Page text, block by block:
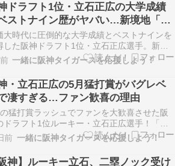
ドラフト1位・立石正広の大学成績
ストナイン歴がヤバい…新境地「一
戦」で明かされた驚きの本音とは？
大時代に圧倒的な大学成績とベストナインを
した阪神ドラフト1位・立石正広選手。新境
なる「一塁挑戦」の裏に隠された、本人の驚
本音と凄まじい打撃の軌跡を徹底解説しま
立石正広 立石 正広（たていし まさひろ、
年11月1日 - ）は、山口県防府市出身のプロ
…
一緒に阪神タイガースを応援しよう！
・立石正広の5月猛打賞がバグレベ
凄すぎる…ファン歓喜の理由
猛打賞ラッシュでファンを大歓喜させた阪
ドラフト1位ルーキー・立石正広選手！「全
つ」と言い切る驚異の勝負強さと、バグレベ
まで言われる衝撃成績の裏側にある“躍動の
”へ迫ります！ 立石正広 立石 正広（たていし
前 一緒に阪神タイガースを応援しよう！
阪神】ルーキー立石、二塁ノック受け